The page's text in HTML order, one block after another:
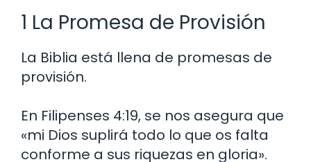
1 La Promesa de Provisión
La Biblia está llena de promesas de
provisión.
En Filipenses 4:19, se nos asegura que
«mi Dios suplirá todo lo que os falta
conforme a sus riquezas en gloria».